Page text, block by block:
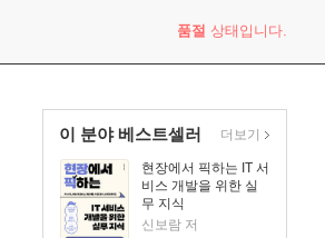
품절 상태입니다.
이 분야 베스트셀러
현장에서 픽하는 IT 서
비스 개발을 위한 실
무 지식
신보람 저
더보기